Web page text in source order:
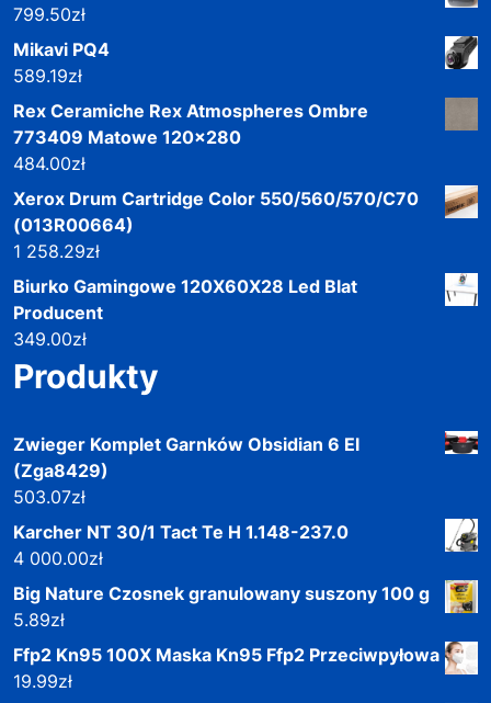
799.50zł
Mikavi PQ4
589.19zł
Rex Ceramiche Rex Atmospheres Ombre
773409 Matowe 120x280
484.00zł
Xerox Drum Cartridge Color 550/560/570/C70
(013R00664)
1 258.29zł
Biurko Gamingowe 120X60X28 Led Blat
Producent
349.00zł
Produkty
Zwieger Komplet Garnków Obsidian 6 El
(Zga8429)
503.07zł
Karcher NT 30/1 Tact Te H 1.148-237.0
4 000.00zł
Big Nature Czosnek granulowany suszony 100 g
5.89zł
Ffp2 Kn95 100X Maska Kn95 Ffp2 Przeciwpyłowa
19.99zł